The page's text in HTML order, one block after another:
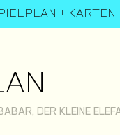
+ KARTEN
DER KLEINE